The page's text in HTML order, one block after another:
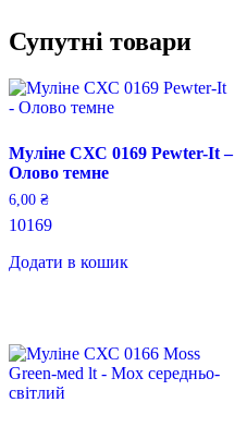
Супутні товари
Муліне СХС 0169 Pewter-It –
Олово темне
6,00 ₴
10169
Додати в кошик